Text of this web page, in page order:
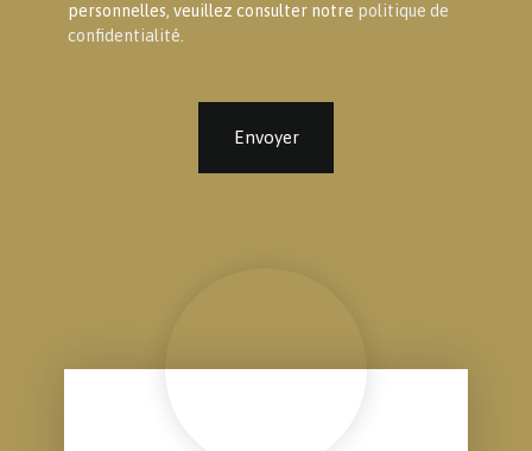
personnelles, veuillez consulter notre politique de
confidentialité
Envoyer